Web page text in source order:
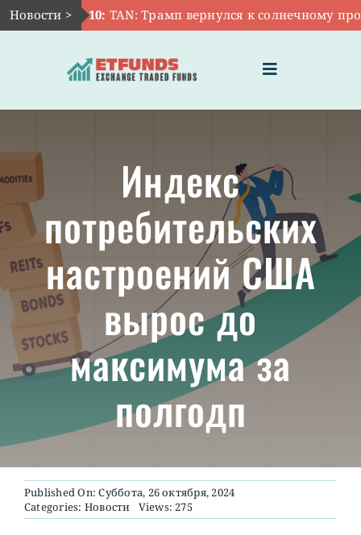
Skip
to
Новости >
Авг 10:TAN: Трамп вернулся к солнечному
Toggle
Navigation
ЧТО ТАКОЕ ETF
ИНВЕСТИЦИИ В ETF
ТЕМАТИЧЕСКИЕ ETF
АКТУАЛЬНЫЕ
Индекс
потребительских
настроений США
вырос до
максимума за
полгодп
Published On: Суббота, 26 октября, 2024
Categories: Новости Views: 275